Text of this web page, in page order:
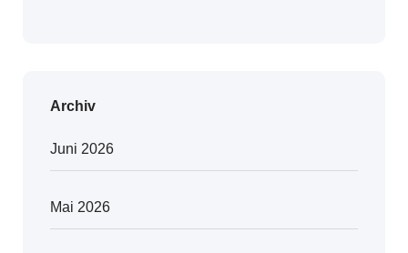
Archiv
Juni 2026
Mai 2026